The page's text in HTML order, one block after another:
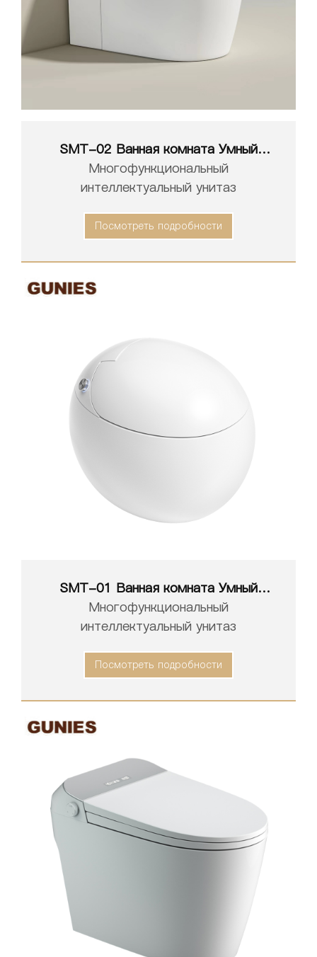
SMT-02 Ванная комната Умный
унитаз Белый Интеллектуальный
Туалет
Многофункциональный
интеллектуальный унитаз
Посмотреть подробности
SMT-01 Ванная комната Умный
унитаз Белый Интеллектуальный
Туалет
Многофункциональный
интеллектуальный унитаз
Посмотреть подробности